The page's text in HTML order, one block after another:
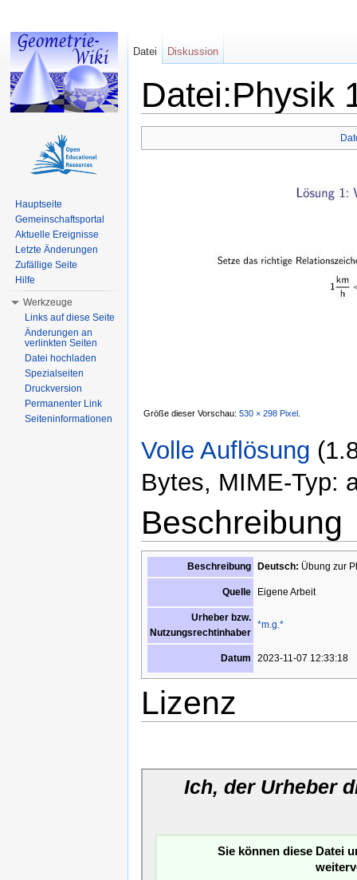
Datei:Physik
Größe dieser Vorschau: 530 × 298 Pixel
Volle Auflösung
Bytes, MIME-Typ:
Beschreibung
Beschreibung Deutsch: Übung zur
Quelle Eigene Arbeit
Urheber bzw.
Nutzungsrechtinhaber
*m.g.*
Datum 2023-11-07 12:33:18
Lizenz
Ich, der Urheber
Sie können diese Datei
Datei Diskussion
Hauptseite
Gemeinschaftsportal
Aktuelle Ereignisse
Letzte Änderungen
Zufällige Seite
Hilfe
Werkzeuge
Links auf diese Seite
Änderungen an
verlinkten Seiten
Datei hochladen
Spezialseiten
Druckversion
Permanenter Link
Seiteninformationen